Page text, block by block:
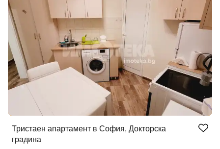
Тристаен апартамент в София, Докторска
градина